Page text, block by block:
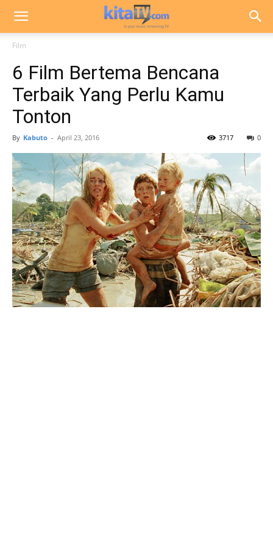
Film
6 Film Bertema Bencana
Terbaik Yang Perlu Kamu
Tonton
By Kabuto - April 23, 2016 0
3717